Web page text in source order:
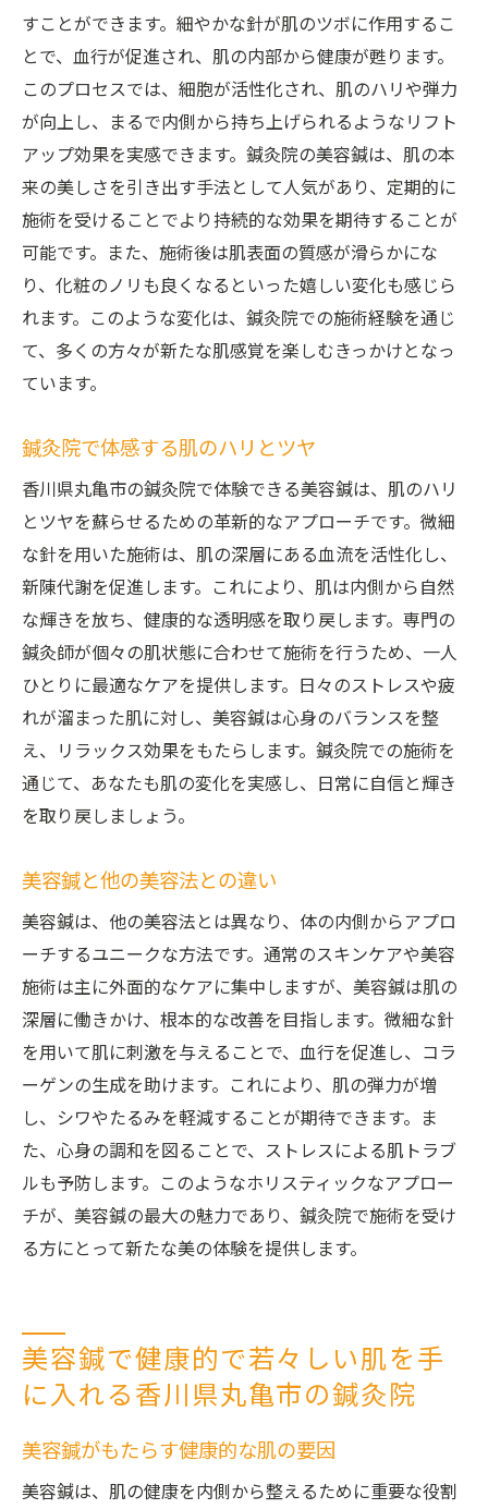
すことができます。細やかな針が肌のツボに作用するこ
とで、血行が促進され、肌の内部から健康が甦ります。
このプロセスでは、細胞が活性化され、肌のハリや弾力
が向上し、まるで内側から持ち上げられるようなリフト
アップ効果を実感できます。鍼灸院の美容鍼は、肌の本
来の美しさを引き出す手法として人気があり、定期的に
施術を受けることでより持続的な効果を期待することが
可能です。また、施術後は肌表面の質感が滑らかにな
り、化粧のノリも良くなるといった嬉しい変化も感じら
れます。このような変化は、鍼灸院での施術経験を通じ
て、多くの方々が新たな肌感覚を楽しむきっかけとなっ
ています。
鍼灸院で体感する肌のハリとツヤ
香川県丸亀市の鍼灸院で体験できる美容鍼は、肌のハリ
とツヤを蘇らせるための革新的なアプローチです。微細
な針を用いた施術は、肌の深層にある血流を活性化し、
新陳代謝を促進します。これにより、肌は内側から自然
な輝きを放ち、健康的な透明感を取り戻します。専門の
鍼灸師が個々の肌状態に合わせて施術を行うため、一人
ひとりに最適なケアを提供します。日々のストレスや疲
れが溜まった肌に対し、美容鍼は心身のバランスを整
え、リラックス効果をもたらします。鍼灸院での施術を
通じて、あなたも肌の変化を実感し、日常に自信と輝き
を取り戻しましょう。
美容鍼と他の美容法との違い
美容鍼は、他の美容法とは異なり、体の内側からアプロ
ーチするユニークな方法です。通常のスキンケアや美容
施術は主に外面的なケアに集中しますが、美容鍼は肌の
深層に働きかけ、根本的な改善を目指します。微細な針
を用いて肌に刺激を与えることで、血行を促進し、コラ
ーゲンの生成を助けます。これにより、肌の弾力が増
し、シワやたるみを軽減することが期待できます。ま
た、心身の調和を図ることで、ストレスによる肌トラブ
ルも予防します。このようなホリスティックなアプロー
チが、美容鍼の最大の魅力であり、鍼灸院で施術を受け
る方にとって新たな美の体験を提供します。
美容鍼で健康的で若々しい肌を手
に入れる香川県丸亀市の鍼灸院
美容鍼がもたらす健康的な肌の要因
美容鍼は、肌の健康を内側から整えるために重要な役割